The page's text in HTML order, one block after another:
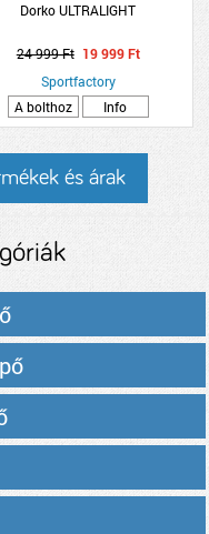
Dorko ULTRALIGHT
24 999 Ft 19 999 Ft
Sportfactory
A bolthoz
Info
és árak